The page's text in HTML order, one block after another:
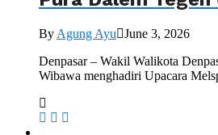
By Agung Ayu
June 3, 2026
Denpasar – Wakil Walikota
Wibawa menghadiri Upacara